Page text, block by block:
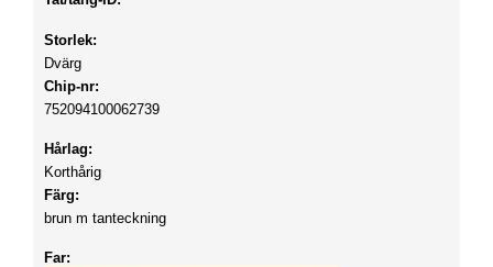
Storlek:
Dvärg
Chip-nr:
752094100062739
Hårlag:
Korthårig
Färg:
brun m tanteckning
Far: